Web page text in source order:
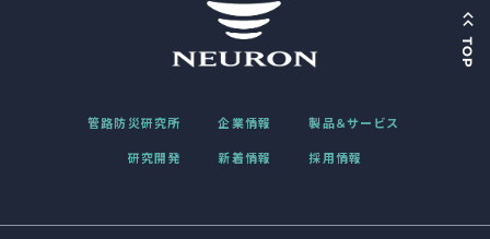
管路防災研究所 企業情報 製品＆サービス
研究開発 新着情報 採用情報